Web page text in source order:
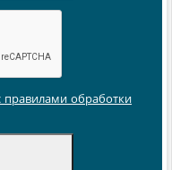
правилами обработки